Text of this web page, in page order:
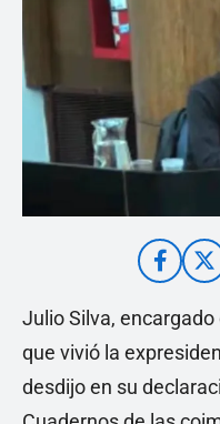
Julio Silva, encargado
que vivió la
desdijo en su